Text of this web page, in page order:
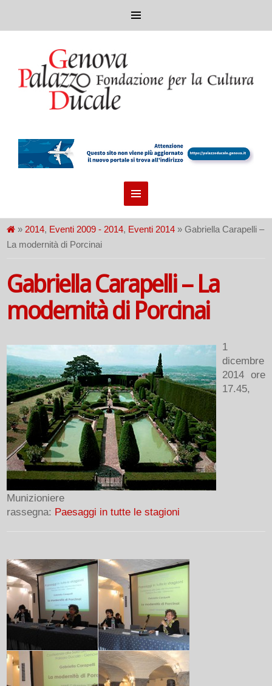
» 2014, Eventi 2009 - 2014, Eventi 2014 » Gabriella Carapelli –
La modernità di Porcinai
Gabriella Carapelli – La
modernità di Porcinai
1
dicembre
2014 ore
17.45,
Munizioniere
rassegna: Paesaggi in tutte le stagioni